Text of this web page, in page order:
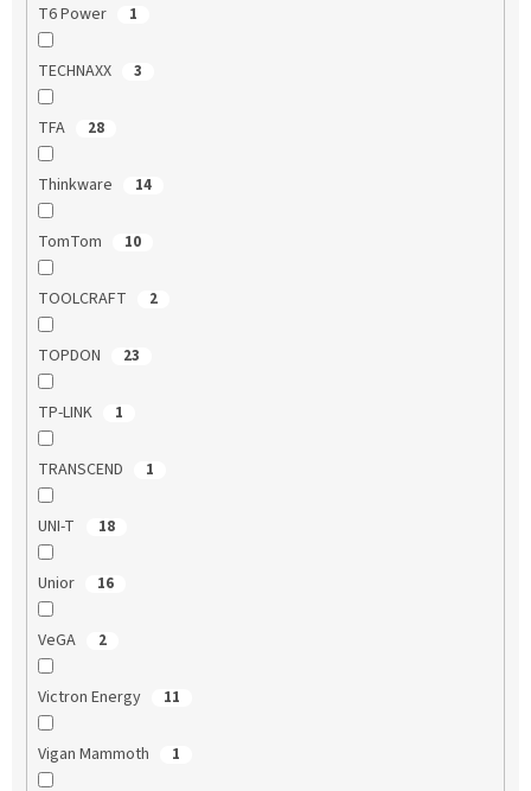
T6 Power 1
TECHNAXX 3
TFA 28
Thinkware 14
TomTom 10
TOOLCRAFT 2
TOPDON 23
TP-LINK 1
TRANSCEND 1
UNI-T 18
Unior 16
VeGA 2
Victron Energy 11
Vigan Mammoth 1